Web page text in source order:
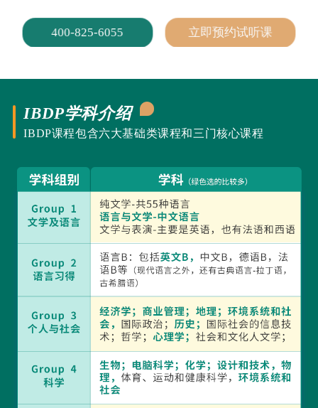
400-825-6055 立即预约试听课
IBDP学科介绍
IBDP课程包含六大基础类课程和三门核心课程